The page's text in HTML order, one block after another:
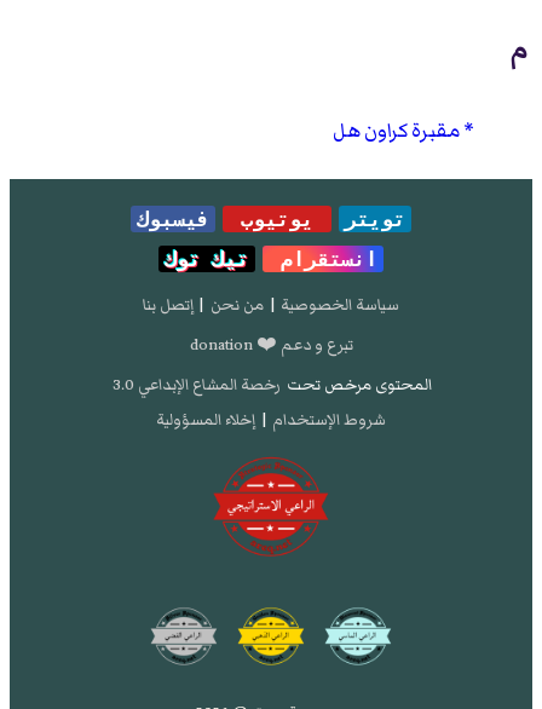
م
مقبرة كراون هل
تويتر يوتيوب
فيسبوك
انستقرام
تيك توك
سياسة الخصوصية | من نحن | إتصل بنا
تبرع و دعم ❤️ donation
المحتوى مرخص تحت رخصة المشاع الإبداعي 3.0
شروط الإستخدام | إخلاء المسؤولية